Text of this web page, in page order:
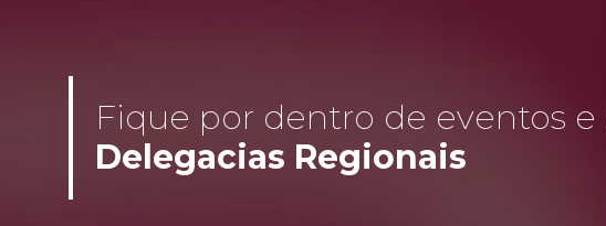
Fique por dentro de eventos e
Delegacias Regionais